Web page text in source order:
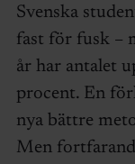
Svenska
fast för fusk –
år har antalet
procent. En
nya bättre
Men